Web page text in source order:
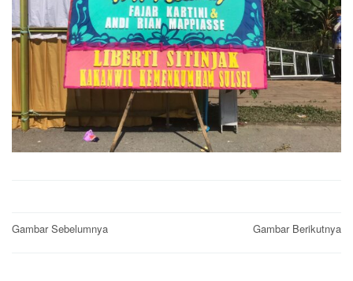
Post
Gambar Sebelumnya Gambar Berikutnya